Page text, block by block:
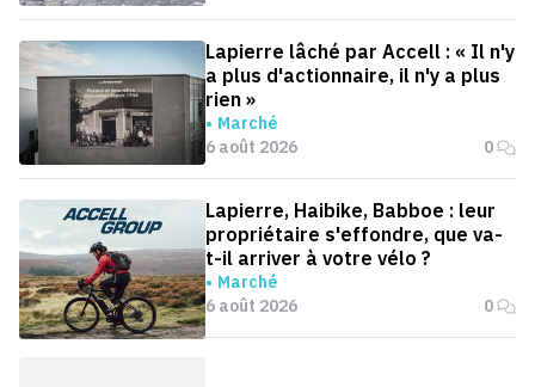
Lapierre lâché par Accell : « Il n'y
a plus d'actionnaire, il n'y a plus
rien »
Marché
6 août 2026
0
Lapierre, Haibike, Babboe : leur
propriétaire s'effondre, que va-
t-il arriver à votre vélo ?
Marché
6 août 2026
0